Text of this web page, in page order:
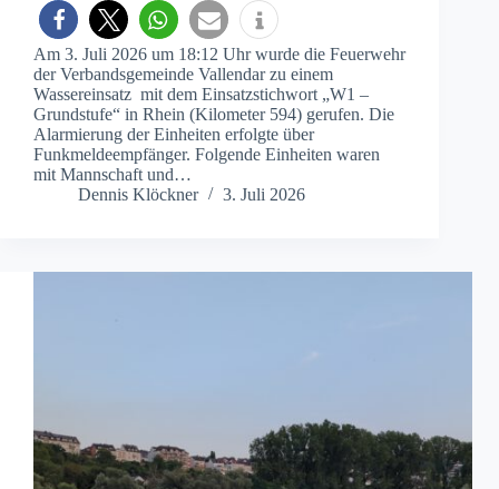
Am 3. Juli 2026 um 18:12 Uhr wurde die Feuerwehr
der Verbandsgemeinde Vallendar zu einem
Wassereinsatz mit dem Einsatzstichwort „W1 –
Grundstufe“ in Rhein (Kilometer 594) gerufen. Die
Alarmierung der Einheiten erfolgte über
Funkmeldeempfänger. Folgende Einheiten waren
mit Mannschaft und…
Dennis Klöckner
3. Juli 2026